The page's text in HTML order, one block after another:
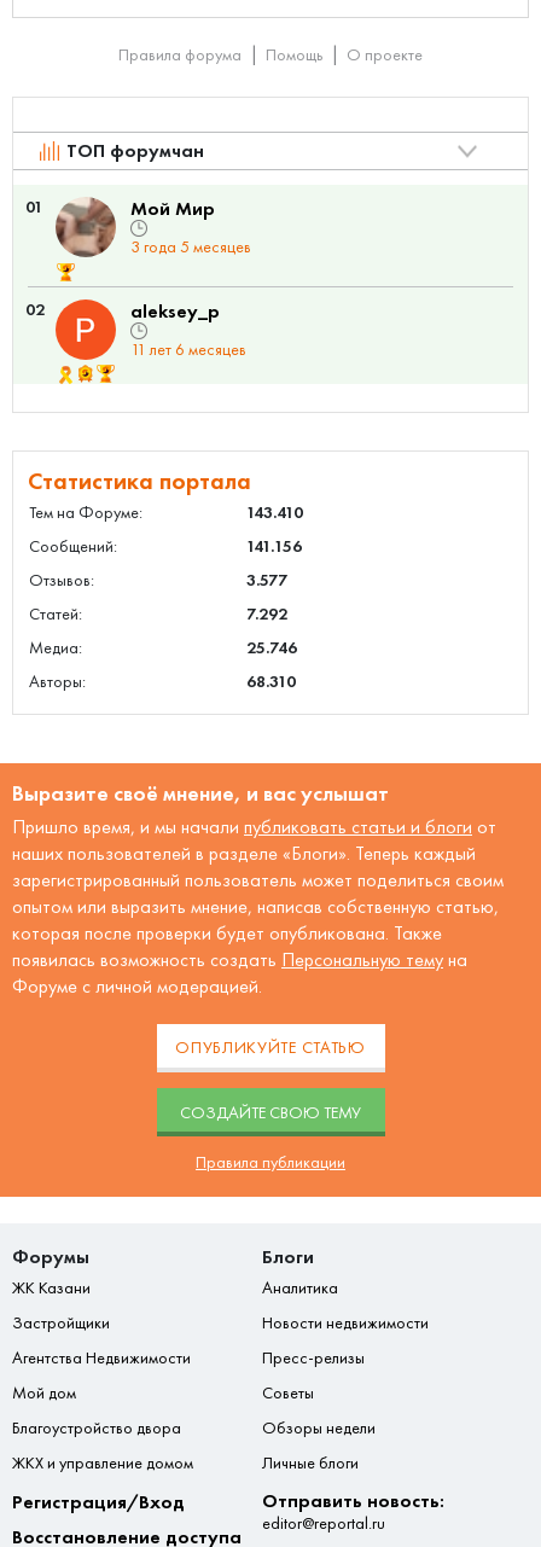
Правила форума Помощь О проекте
ТОП форумчан
01 Мой Мир
3 года 5 месяцев
02 aleksey_p
11 лет 6 месяцев
Статистика портала
Тем на Форуме:
143.410
Сообщений:
141.156
Отзывов:
3.577
Статей:
7.292
Медиа:
25.746
Авторы:
68.310
Выразите своё мнение, и вас услышат
Пришло время, и мы начали публиковать статьи и блоги от
наших пользователей в разделе «Блоги». Теперь каждый
зарегистрированный пользователь может поделиться своим
опытом или выразить мнение, написав собственную статью,
которая после проверки будет опубликована. Также
появилась возможность создать Персональную тему на
Форуме с личной модерацией.
ОПУБЛИКУЙТЕ СТАТЬЮ
CОЗДАЙТЕ СВОЮ ТЕМУ
Правила публикации
Форумы
ЖК Казани
Застройщики
Агентства Недвижимости
Мой дом
Благоустройство двора
ЖКХ и управление домом
Блоги
Аналитика
Новости недвижимости
Пресс-релизы
Советы
Обзоры недели
Личные блоги
Регистрация/Вход
Восстановление доступа
Отправить новость:
editor@reportal.ru